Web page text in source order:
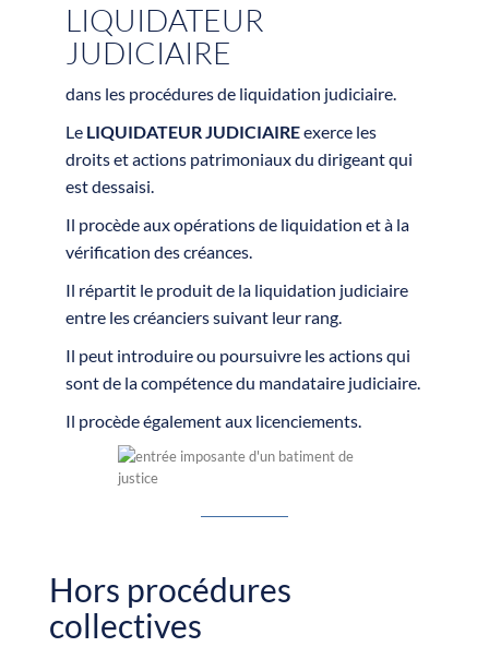
LIQUIDATEUR
JUDICIAIRE
dans les procédures de liquidation judiciaire.
Le LIQUIDATEUR JUDICIAIREexerce les
droits et actions patrimoniaux du dirigeant qui
est dessaisi.
Il procède aux opérations de liquidation et à la
vérification des créances.
Il répartit le produit de la liquidation judiciaire
entre les créanciers suivant leur rang.
Il peut introduire ou poursuivre les actions qui
sont de la compétence du mandataire judiciaire.
Il procède également aux licenciements.
Hors procédures
collectives